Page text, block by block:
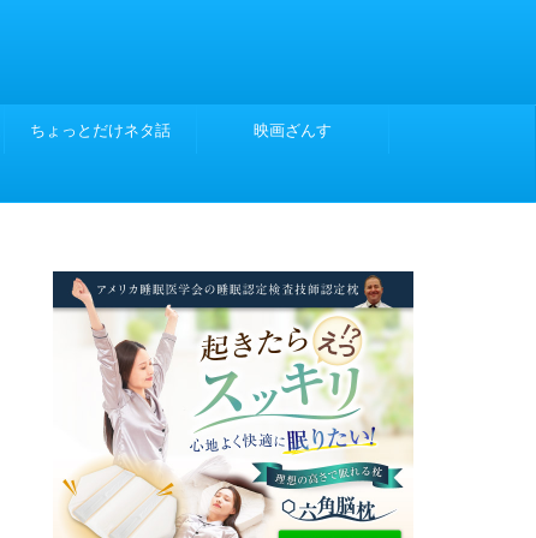
ちょっとだけネタ話 映画ざんす